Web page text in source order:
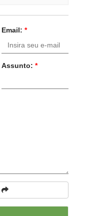
Email: *
Assunto: *